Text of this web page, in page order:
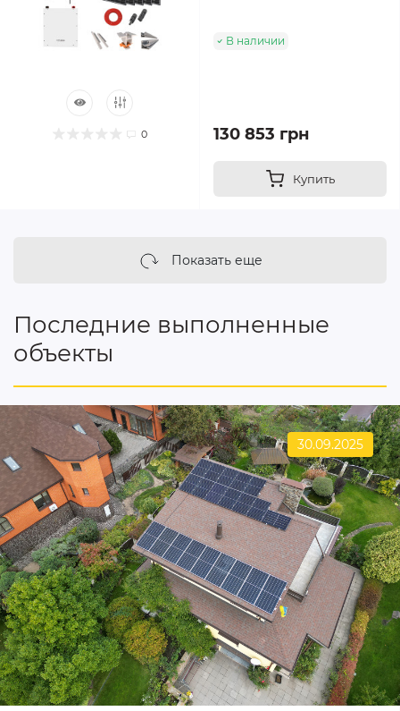
0
В наличии
130 853 грн
Купить
Показать еще
Последние выполненные
объекты
30.09.2025